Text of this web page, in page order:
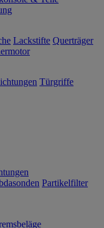
Lackstifte Querträger
Türgriffe
Partikelfilter